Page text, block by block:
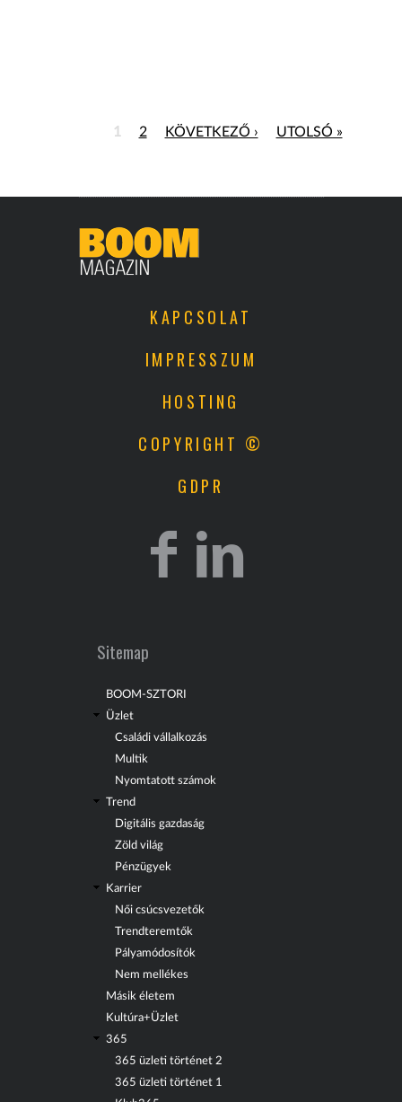
1 2 KÖVETKEZŐ › UTOLSÓ »
KAPCSOLAT
IMPRESSZUM
HOSTING
COPYRIGHT ©
GDPR
Sitemap
BOOM-SZTORI
Üzlet
Családi vállalkozás
Multik
Nyomtatott számok
Trend
Digitális gazdaság
Zöld világ
Pénzügyek
Karrier
Női csúcsvezetők
Trendteremtők
Pályamódosítók
Nem mellékes
Másik életem
Kultúra+Üzlet
365
365 üzleti történet 2
365 üzleti történet 1